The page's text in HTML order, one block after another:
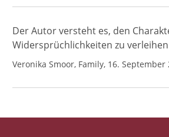
Der Autor versteht es, den
Widersprüchlichkeiten zu
Veronika Smoor, Family, 16. September